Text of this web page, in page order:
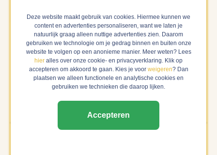
Deze website maakt gebruik van cookies. Hiermee kunnen we
content en advertenties personaliseren, want we laten je
natuurlijk graag alleen nuttige advertenties zien. Daarom
gebruiken we technologie om je gedrag binnen en buiten onze
website te volgen op een anonieme manier. Meer weten? Lees
hier alles over onze cookie- en privacyverklaring. Klik op
accepteren om akkoord te gaan. Kies je voor weigeren? Dan
plaatsen we alleen functionele en analytische cookies en
gebruiken we technieken die daarop lijken.
Accepteren